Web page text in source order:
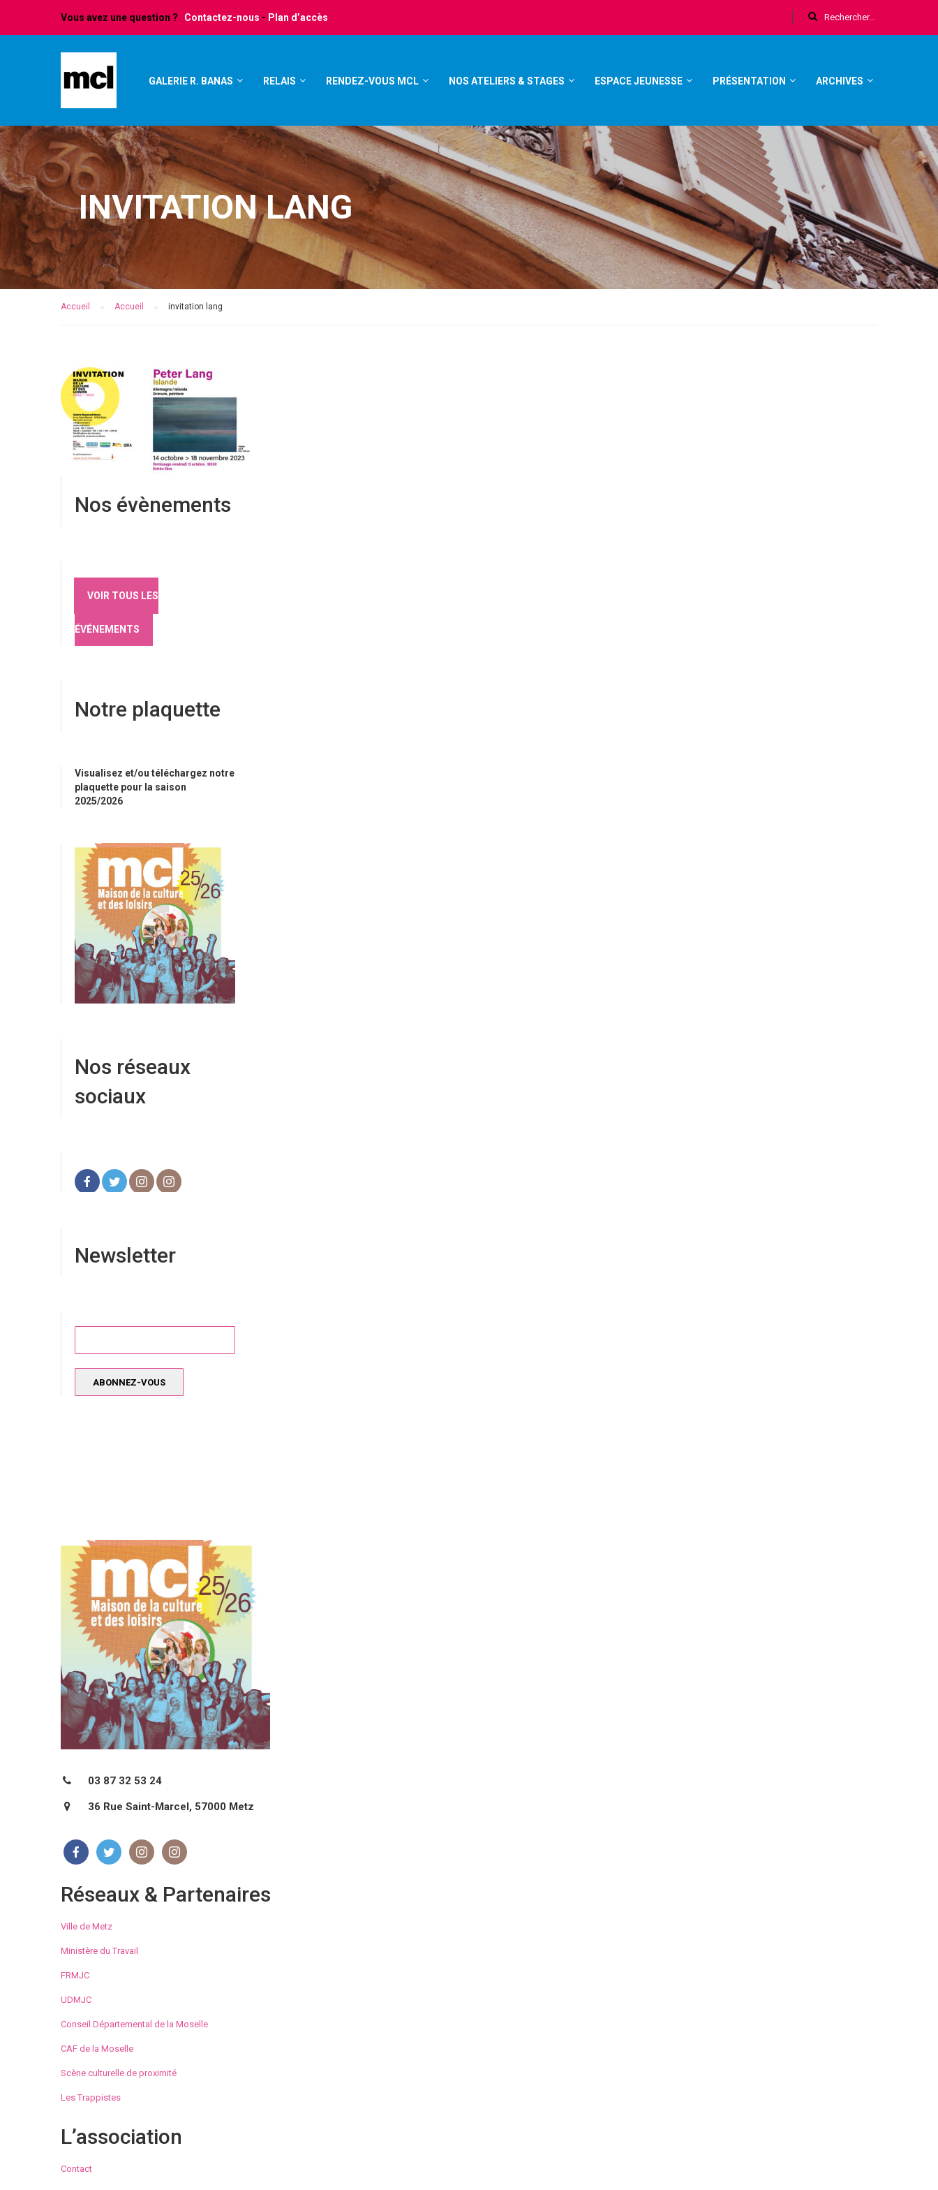
Vous avez une question ? Contactez-nous - Plan d’accès
GALERIE R. BANAS RELAIS RENDEZ-VOUS MCL NOS ATELIERS & STAGES ESPACE JEUNESSE PRÉSENTATION ARCHIVES
INVITATION LANG
Accueil Accueil invitation lang
Nos évènements
VOIR TOUS LES
ÉVÉNEMENTS
Notre plaquette
Visualisez et/ou téléchargez notre
plaquette pour la saison
2025/2026
Nos réseaux
sociaux
Newsletter
03 87 32 53 24
36 Rue Saint-Marcel, 57000 Metz
Réseaux & Partenaires
Ville de Metz
Ministère du Travail
FRMJC
UDMJC
Conseil Départemental de la Moselle
CAF de la Moselle
Scène culturelle de proximité
Les Trappistes
L’association
Contact